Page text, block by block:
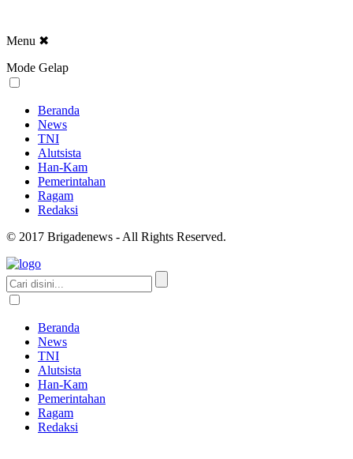
Menu ✖
Mode Gelap
Beranda
News
TNI
Alutsista
Han-Kam
Pemerintahan
Ragam
Redaksi
© 2017 Brigadenews - All Rights Reserved.
Beranda
News
TNI
Alutsista
Han-Kam
Pemerintahan
Ragam
Redaksi